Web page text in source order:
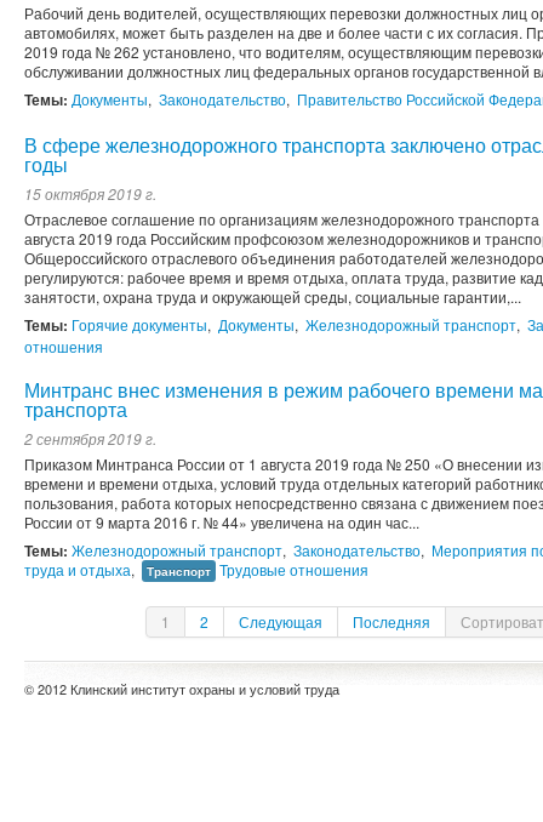
Рабочий день водителей, осуществляющих перевозки должностных лиц
автомобилях, может быть разделен на две и более части с их согласия.
2019 года № 262 установлено, что водителям, осуществляющим
обслуживании должностных лиц федеральных органов государственной
Темы: Документы, Законодательство, Правительство Российской
В сфере железнодорожного транспорта заключено
годы
15 октября 2019 г.
Отраслевое соглашение по организациям железнодорожного
августа 2019 года Российским профсоюзом железнодорожников и
Общероссийского отраслевого объединения работодателей
регулируются: рабочее время и время отдыха, оплата труда, развитие
занятости, охрана труда и окружающей среды, социальные гарантии,...
Темы: Горячие документы, Документы, Железнодорожный транспорт,
отношения
Минтранс внес изменения в режим рабочего времени
транспорта
2 сентября 2019 г.
Приказом Минтранса России от 1 августа 2019 года № 250 «О внесении
времени и времени отдыха, условий труда отдельных категорий
пользования, работа которых непосредственно связана с движением
России от 9 марта 2016 г. № 44» увеличена на один час...
Темы: Железнодорожный транспорт, Законодательство, Мероприятия
труда и отдыха, Транспорт Трудовые отношения
1 2 Следующая Последняя
© 2012 Клинский институт охраны и условий труда